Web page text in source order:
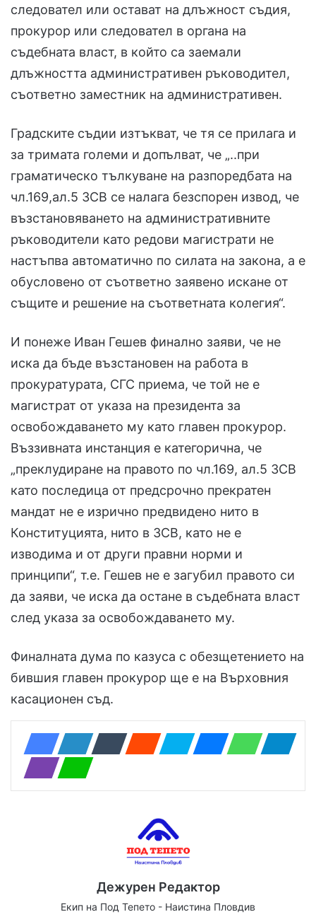
следовател или остават на длъжност съдия,
прокурор или следовател в органа на
съдебната власт, в който са заемали
длъжността административен ръководител,
съответно заместник на административен.
Градските съдии изтъкват, че тя се прилага и
за тримата големи и допълват, че „..при
граматическо тълкуване на разпоредбата на
чл.169,ал.5 ЗСВ се налага безспорен извод, че
възстановяването на административните
ръководители като редови магистрати не
настъпва автоматично по силата на закона, а е
обусловено от съответно заявено искане от
същите и решение на съответната колегия“.
И понеже Иван Гешев финално заяви, че не
иска да бъде възстановен на работа в
прокуратурата, СГС приема, че той не е
магистрат от указа на президента за
освобождаването му като главен прокурор.
Въззивната инстанция е категорична, че
„преклудиране на правото по чл.169, ал.5 ЗСВ
като последица от предсрочно прекратен
мандат не е изрично предвидено нито в
Конституцията, нито в ЗСВ, като не е
изводима и от други правни норми и
принципи“, т.е. Гешев не е загубил правото си
да заяви, че иска да остане в съдебната власт
след указа за освобождаването му.
Финалната дума по казуса с обезщетението на
бившия главен прокурор ще е на Върховния
касационен съд.
Дежурен Редактор
Екип на Под Тепето - Наистина Пловдив